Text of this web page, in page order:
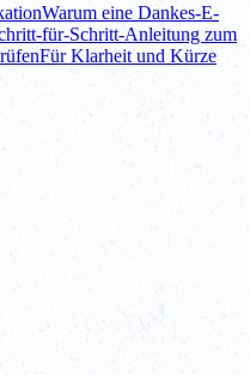
Warum eine Dankes-E-
für-Schritt-Anleitung zum
Für Klarheit und Kürze